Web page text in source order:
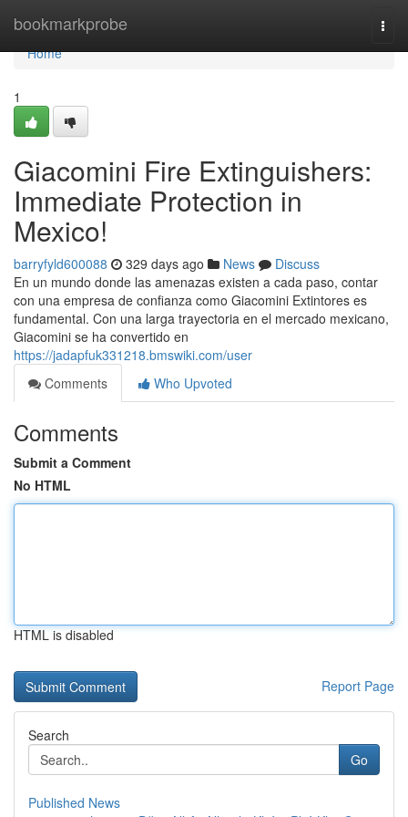
bookmarkprobe
Home
Home
1
Giacomini Fire Extinguishers:
Immediate Protection in
Mexico!
barryfyld600088 329 days ago News
Discuss
En un mundo donde las amenazas existen a cada paso, contar
con una empresa de confianza como Giacomini Extintores es
fundamental. Con una larga trayectoria en el mercado mexicano,
Giacomini se ha convertido en
https://jadapfuk331218.bmswiki.com/user
Comments
Who Upvoted
Comments
Submit a Comment
No HTML
HTML is disabled
Report Page
Search
Go
Published News